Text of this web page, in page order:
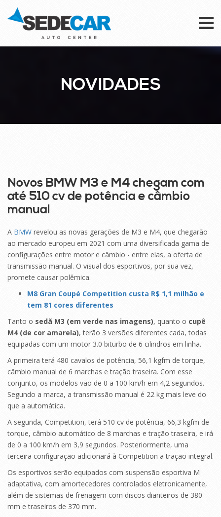
NOVIDADES
Novos BMW M3 e M4 chegam com
até 510 cv de potência e câmbio
manual
A BMW revelou as novas gerações de M3 e M4, que chegarão
ao mercado europeu em 2021 com uma diversificada gama de
configurações entre motor e câmbio - entre elas, a oferta de
transmissão manual. O visual dos esportivos, por sua vez,
promete causar polêmica.
M8 Gran Coupé Competition custa R$ 1,1 milhão e
tem 81 cores diferentes
Tanto o sedã M3 (em verde nas imagens), quanto o cupê
M4 (de cor amarela), terão 3 versões diferentes cada, todas
equipadas com um motor 3.0 biturbo de 6 cilindros em linha.
A primeira terá 480 cavalos de potência, 56,1 kgfm de torque,
câmbio manual de 6 marchas e tração traseira. Com esse
conjunto, os modelos vão de 0 a 100 km/h em 4,2 segundos.
Segundo a marca, a transmissão manual é 22 kg mais leve do
que a automática.
A segunda, Competition, terá 510 cv de potência, 66,3 kgfm de
torque, câmbio automático de 8 marchas e tração traseira, e irá
de 0 a 100 km/h em 3,9 segundos. Posteriormente, uma
terceira configuração adicionará à Competition a tração integral.
Os esportivos serão equipados com suspensão esportiva M
adaptativa, com amortecedores controlados eletronicamente,
além de sistemas de frenagem com discos dianteiros de 380
mm e traseiros de 370 mm.